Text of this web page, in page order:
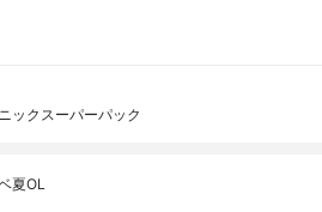
ックスーパーパック
夏OL